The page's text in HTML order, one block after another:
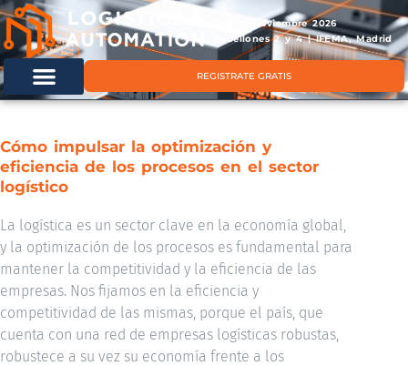
11 & 12 noviembre 2026
Pabellones 2 y 4 | IFEMA, Madrid
REGISTRATE GRATIS
Cómo impulsar la optimización y
eficiencia de los procesos en el sector
logístico
La logística es un sector clave en la economía global,
y la optimización de los procesos es fundamental para
mantener la competitividad y la eficiencia de las
empresas. Nos fijamos en la eficiencia y
competitividad de las mismas, porque el país, que
cuenta con una red de empresas logísticas robustas,
robustece a su vez su economía frente a los